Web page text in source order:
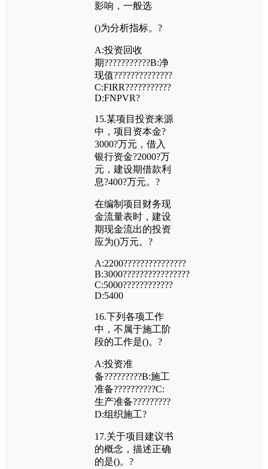
影响，一般选
()为分析指标。?
A:投资回收
期???????????B:净
现值??????????????
C:FIRR???????????
D:FNPVR?
15.某项目投资来源
中，项目资本金?
3000?万元，借入
银行资金?2000?万
元，建设期借款利
息?400?万元。?
在编制项目财务现
金流量表时，建设
期现金流出的投资
应为()万元。?
A:2200???????????????
B:3000????????????????
C:5000????????????
D:5400
16.下列各项工作
中，不属于施工阶
段的工作是()。?
A:投资准
备?????????B:施工
准备??????????C:
生产准备?????????
D:组织施工?
17.关于项目建议书
的概念，描述正确
的是()。?